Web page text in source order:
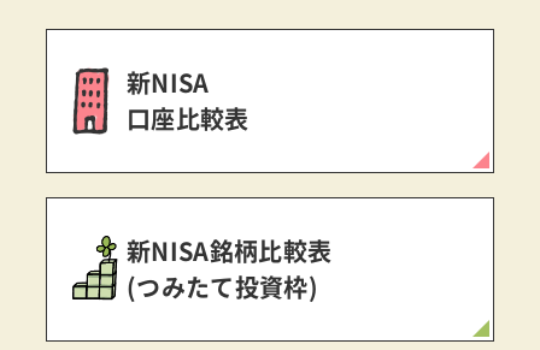
新NISA
口座比較表
新NISA銘柄比較表
(つみたて投資枠)